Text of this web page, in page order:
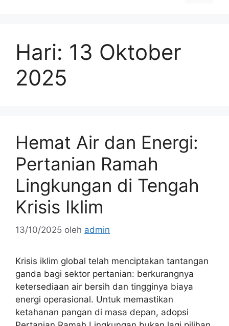
Hari: 13 Oktober
2025
Hemat Air dan Energi:
Pertanian Ramah
Lingkungan di Tengah
Krisis Iklim
13/10/2025 oleh admin
Krisis iklim global telah menciptakan tantangan
ganda bagi sektor pertanian: berkurangnya
ketersediaan air bersih dan tingginya biaya
energi operasional. Untuk memastikan
ketahanan pangan di masa depan, adopsi